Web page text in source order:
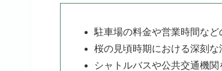
駐車場の料金や営業時間など
桜の見頃時期における深刻
シャトルバスや公共交通機